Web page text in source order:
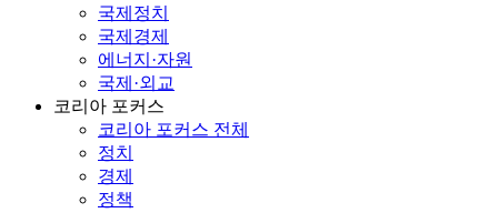
국제정치
국제경제
에너지·자원
국제·외교
코리아 포커스
코리아 포커스 전체
정치
경제
정책